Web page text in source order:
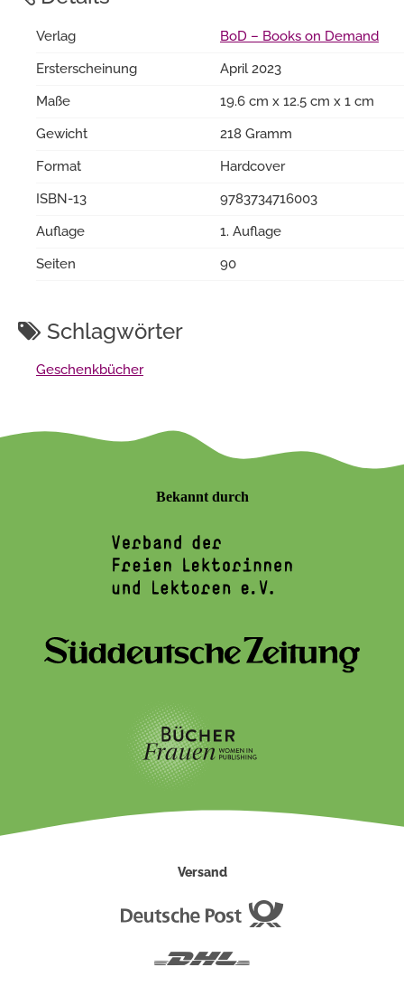
Verlag
BoD – Books on Demand
Ersterscheinung
April 2023
Maße
19.6 cm x 12.5 cm x 1 cm
Gewicht
218 Gramm
Format
Hardcover
ISBN-13
9783734716003
Auflage
1. Auflage
Seiten
90
Schlagwörter
Geschenkbücher
Bekannt durch
Versand